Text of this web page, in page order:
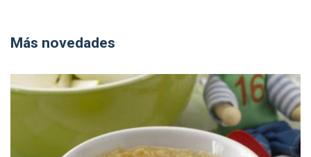
Más novedades